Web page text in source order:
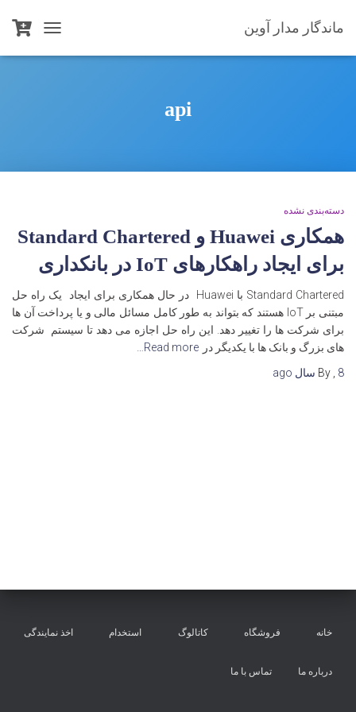
ماندگار مدار آوین
TOGGLE
NAVIGATION
api
دسته‌بندی نشده
همکاری Huawei و Standard Chartered
برای ایجاد راهکارهای IoT در بانکداری
Standard Chartered با Huawei در حال همکاری برای ایجاد یک راه حل
مبتنی بر IoT هستند که بتواند به طور کامل مسائل مالی و یا پرداخت آن ها
برای شرکت ها را تغییر دهد. این راه حل اجازه می دهد تا سیستم شرکت
های بزرگ و بانک ها با یکدیگر در Read more…
By
8 سال
خانه فروشگاه کاتالوگ استخدام اخذ نمایندگی
درباره ما تماس با ما